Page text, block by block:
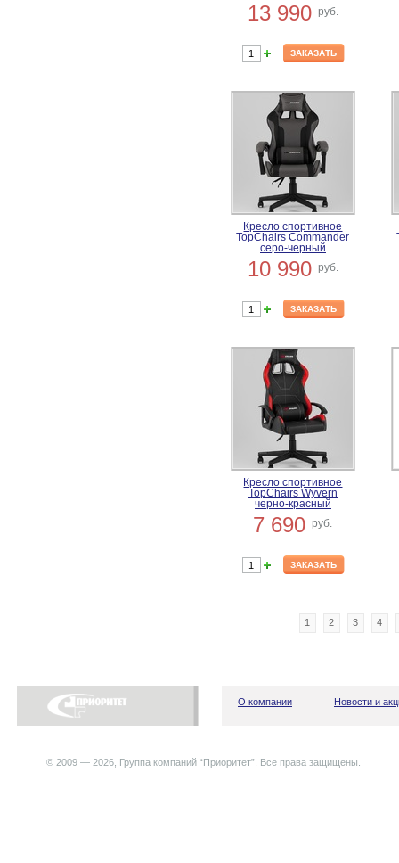
13 990 руб.
ЗАКАЗАТЬ
Кресло спортивное
TopChairs Commander
серо-черный
10 990 руб.
ЗАКАЗАТЬ
Кресло спортивное
TopChairs Wyvern
черно-красный
7 690руб.
ЗАКАЗАТЬ
1 2 3 4
О компании Новости и
© 2009 — 2026, Группа компаний “Приоритет”. Все права защищены.